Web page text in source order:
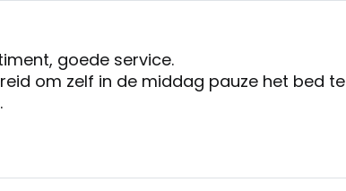
goede service.
om zelf in de middag pauze het bed te